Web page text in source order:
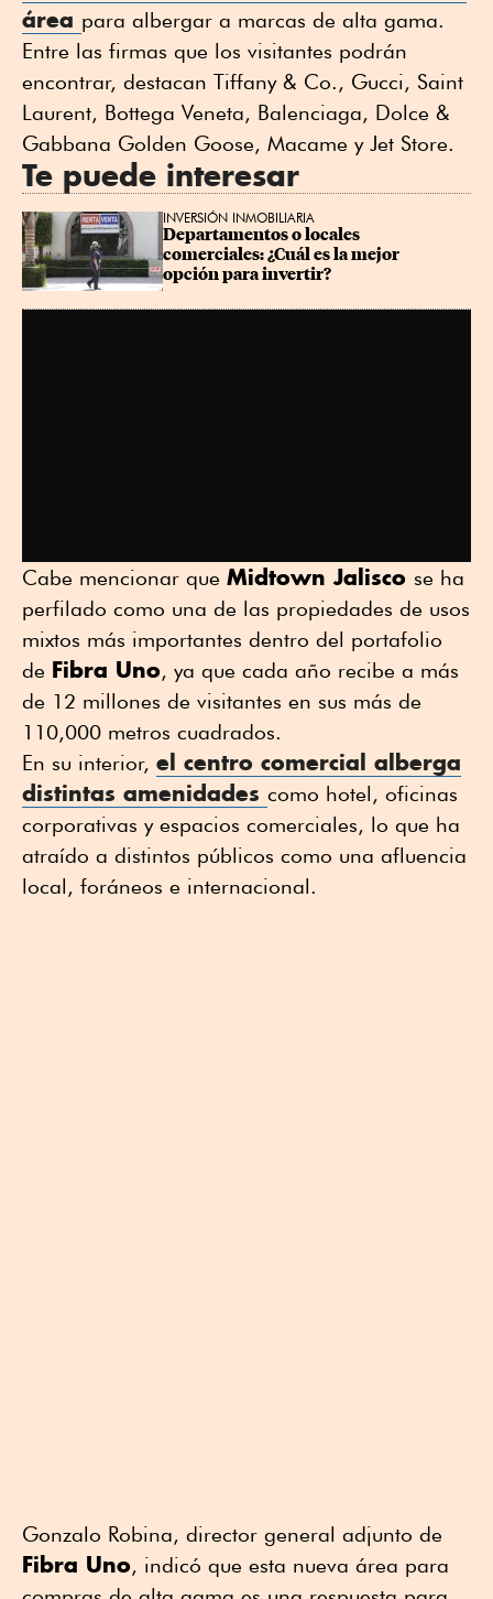
área para albergar a marcas de alta gama.
Entre las firmas que los visitantes podrán
encontrar, destacan Tiffany & Co., Gucci, Saint
Laurent, Bottega Veneta, Balenciaga, Dolce &
Gabbana Golden Goose, Macame y Jet Store.
Te puede interesar
INVERSIÓN INMOBILIARIA
Departamentos o locales
comerciales: ¿Cuál es la mejor
opción para invertir?
Cabe mencionar que Midtown Jalisco se ha
perfilado como una de las propiedades de usos
mixtos más importantes dentro del portafolio
de Fibra Uno, ya que cada año recibe a más
de 12 millones de visitantes en sus más de
110,000 metros cuadrados.
En su interior, el centro comercial alberga
distintas amenidades como hotel, oficinas
corporativas y espacios comerciales, lo que ha
atraído a distintos públicos como una afluencia
local, foráneos e internacional.
Gonzalo Robina, director general adjunto de
Fibra Uno, indicó que esta nueva área para